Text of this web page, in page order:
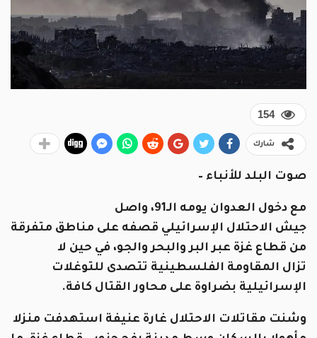
154
شارك
صوت البلد للأنباء –
مع دخول العدوان يومه الـ91، واصل
جيش الاحتلال الإسرائيلي قصفه على مناطق متفرقة
من قطاع غزة عبر البر والبحر والجو، في حين لا
تزال المقاومة الفلسطينية تتصدى للتوغلات
الإسرائيلية بضراوة على محاور القتال كافة.
وشنت مقاتلات الاحتلال غارة عنيفة استهدفت منزلا